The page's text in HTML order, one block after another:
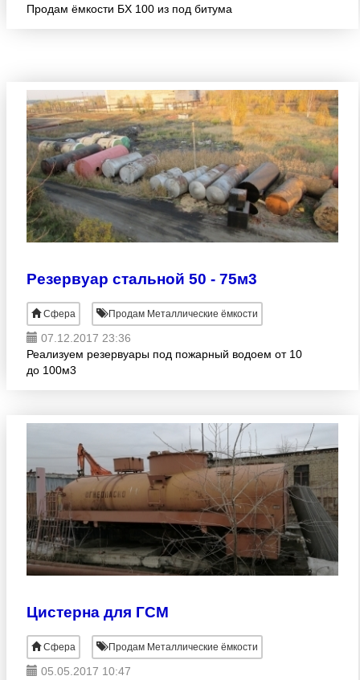
Продам ёмкости БХ 100 из под битума
Резервуар стальной 50 - 75м3
Сфера Продам Металлические ёмкости
07.12.2017 23:36
Реализуем резервуары под пожарный водоем от 10
до 100м3
Цистерна для ГСМ
Сфера Продам Металлические ёмкости
05.05.2017 10:47